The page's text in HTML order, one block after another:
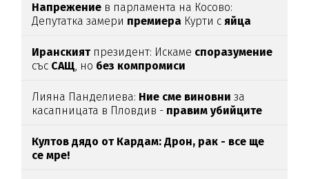
Напрежение в парламента на Косово:
Депутатка замери премиера Курти сяйца
Иранскиятпрезидент: Искаме споразумение
със САЩ, но без компромиси
Лияна Панделиева: Ние сме виновниза
касапницата в Пловдив - правим убийците
Култов дядо от Кардам: Дрон, рак - все ще
се мре!